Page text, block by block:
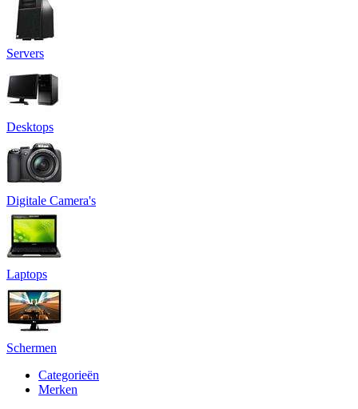
Servers
Desktops
Digitale Camera's
Laptops
Schermen
Categorieën
Merken